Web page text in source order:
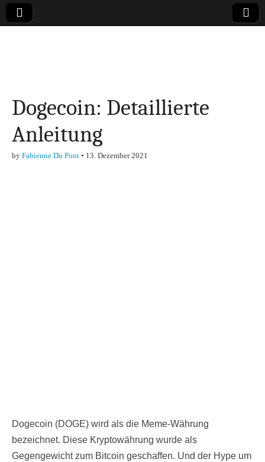
Finanzen,
Marketing-, Vertrieb-
Dogecoin: Detaillierte
Anleitung
by Fabienne Du Pont • 13. Dezember 2021
Dogecoin (DOGE) wird als die Meme-Währung
bezeichnet. Diese Kryptowährung wurde als
Gegengewicht zum Bitcoin geschaffen. Und der Hype um